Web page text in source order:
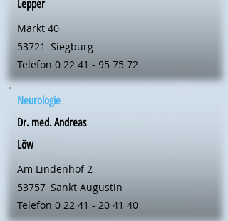
Lepper
Markt 40
53721 Siegburg
Telefon 0 22 41 - 95 75 72
Neurologie
Dr. med. Andreas
Löw
Am Lindenhof 2
53757 Sankt Augustin
Telefon 0 22 41 - 20 41 40